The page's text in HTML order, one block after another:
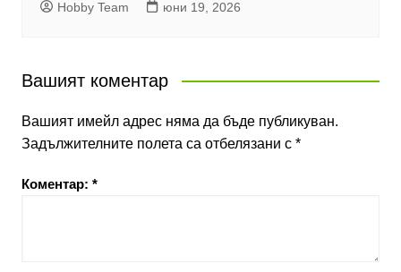
Hobby Team юни 19, 2026
Вашият коментар
Вашият имейл адрес няма да бъде публикуван.
Задължителните полета са отбелязани с *
Коментар: *